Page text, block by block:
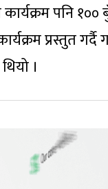
पनि १००
प्रस्तुत गर्दै
।